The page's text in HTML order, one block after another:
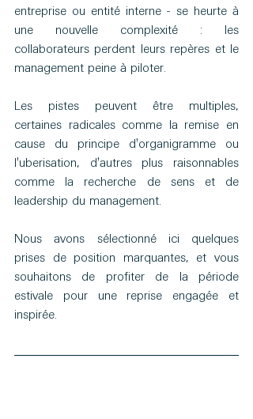
entreprise ou entité interne - se heurte à
une nouvelle complexité : les
collaborateurs perdent leurs repères et le
management peine à piloter.
Les pistes peuvent être multiples,
certaines radicales comme la remise en
cause du principe d'organigramme ou
l'uberisation, d'autres plus raisonnables
comme la recherche de sens et de
leadership du management.
Nous avons sélectionné ici quelques
prises de position marquantes, et vous
souhaitons de profiter de la période
estivale pour une reprise engagée et
inspirée.